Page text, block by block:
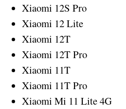
Xiaomi 12S Pro
Xiaomi 12 Lite
Xiaomi 12T
Xiaomi 12T Pro
Xiaomi 11T
Xiaomi 11T Pro
Xiaomi Mi 11 Lite 4G